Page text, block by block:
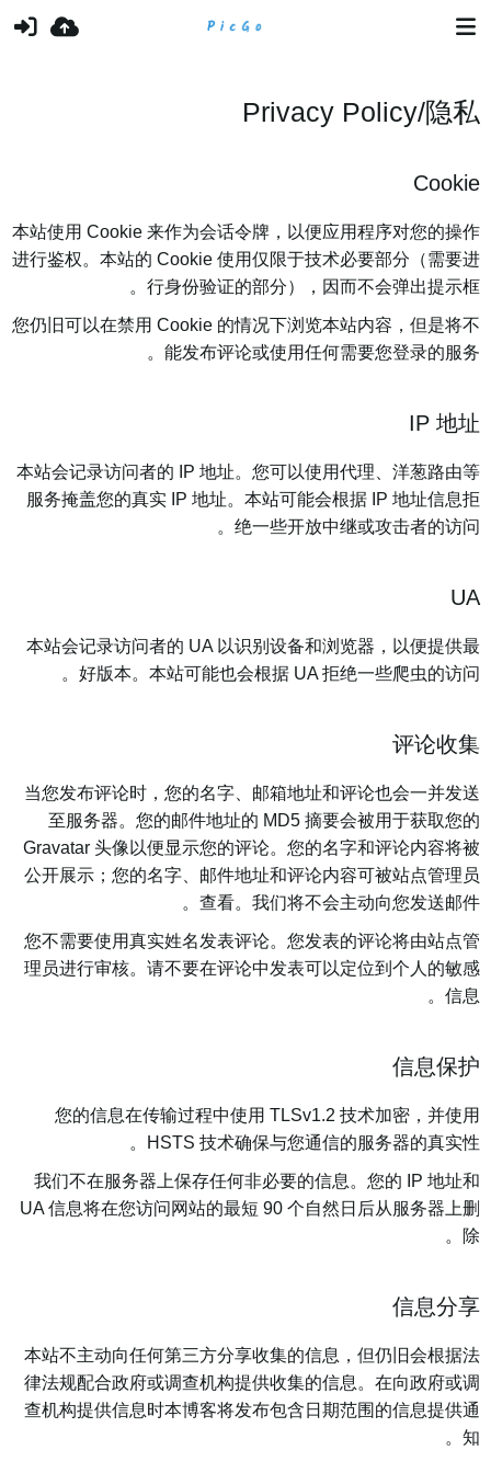
Privacy Policy/隐私
Cookie
本站使用 Cookie 来作为会话令牌，以便应用程序对您的操作
进行鉴权。本站的 Cookie 使用仅限于技术必要部分（需要进
行身份验证的部分），因而不会弹出提示框。
您仍旧可以在禁用 Cookie 的情况下浏览本站内容，但是将不
能发布评论或使用任何需要您登录的服务。
IP 地址
本站会记录访问者的 IP 地址。您可以使用代理、洋葱路由等
服务掩盖您的真实 IP 地址。本站可能会根据 IP 地址信息拒
绝一些开放中继或攻击者的访问。
UA
本站会记录访问者的 UA 以识别设备和浏览器，以便提供最
好版本。本站可能也会根据 UA 拒绝一些爬虫的访问。
评论收集
当您发布评论时，您的名字、邮箱地址和评论也会一并发送
至服务器。您的邮件地址的 MD5 摘要会被用于获取您的
Gravatar 头像以便显示您的评论。您的名字和评论内容将被
公开展示；您的名字、邮件地址和评论内容可被站点管理员
查看。我们将不会主动向您发送邮件。
您不需要使用真实姓名发表评论。您发表的评论将由站点管
理员进行审核。请不要在评论中发表可以定位到个人的敏感
信息。
信息保护
您的信息在传输过程中使用 TLSv1.2 技术加密，并使用
HSTS 技术确保与您通信的服务器的真实性。
我们不在服务器上保存任何非必要的信息。您的 IP 地址和
UA 信息将在您访问网站的最短 90 个自然日后从服务器上删
除。
信息分享
本站不主动向任何第三方分享收集的信息，但仍旧会根据法
律法规配合政府或调查机构提供收集的信息。在向政府或调
查机构提供信息时本博客将发布包含日期范围的信息提供通
知。